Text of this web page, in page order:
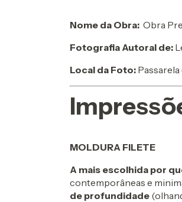
Nome da Obra: Obra
Fotografia Autoral de:
Local da Foto:
MOLDURA FILETE
A mais escolhida por
contemporâneas e
de profundidade